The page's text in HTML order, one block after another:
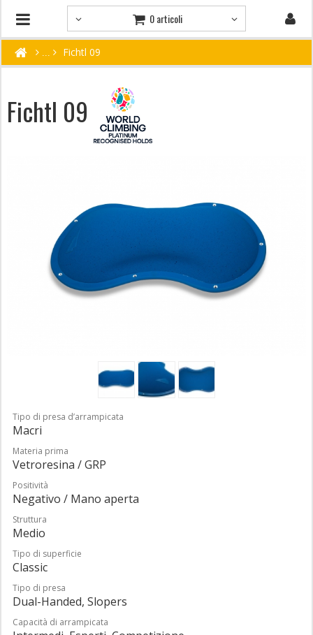
0 articoli
Fichtl 09
Fichtl 09
Tipo di presa d’arrampicata
Macri
Materia prima
Vetroresina / GRP
Positività
Negativo / Mano aperta
Struttura
Medio
Tipo di superficie
Classic
Tipo di presa
Dual-Handed, Slopers
Capacità di arrampicata